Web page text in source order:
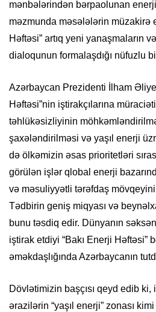
mənbələrindən bərpaolunan
məzmunda məsələlərin müzakirə
Həftəsi” artıq yeni yanaşmaların
dialoqunun formalaşdığı nüfuzlu
Azərbaycan Prezidenti İlham
Həftəsi”nin iştirakçılarına
təhlükəsizliyinin
şaxələndirilməsi və yaşıl enerji
də ölkəmizin əsas prioritetləri
görülən işlər qlobal enerji
və məsuliyyətli tərəfdaş
Tədbirin geniş miqyası və
bunu təsdiq edir. Dünyanın
iştirak etdiyi “Bakı Enerji Həftəsi”
əməkdaşlığında Azərbaycanın
Dövlətimizin başçısı qeyd edib
ərazilərin “yaşıl enerji” zonası